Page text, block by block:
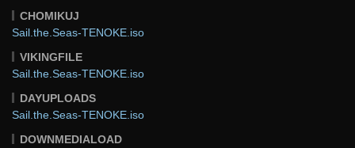
CHOMIKUJ
Sail.the.Seas-TENOKE.iso
VIKINGFILE
Sail.the.Seas-TENOKE.iso
DAYUPLOADS
Sail.the.Seas-TENOKE.iso
DOWNMEDIALOAD